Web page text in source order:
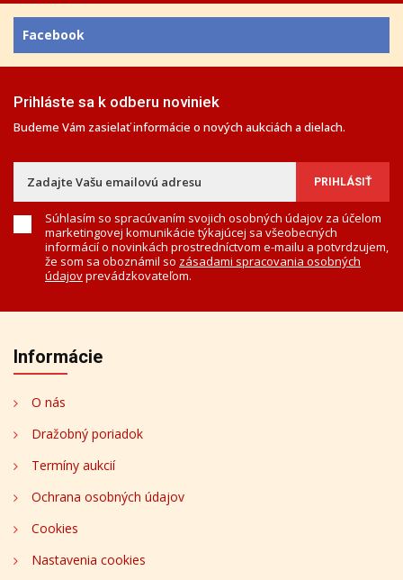
Facebook
Prihláste sa k odberu noviniek
Budeme Vám zasielať informácie o nových aukciách a dielach.
Súhlasím so spracúvaním svojich osobných údajov za účelom
marketingovej komunikácie týkajúcej sa všeobecných
informácií o novinkách prostredníctvom e-mailu a potvrdzujem,
že som sa oboznámil so zásadami spracovania osobných
údajovprevádzkovateľom.
Informácie
O nás
Dražobný poriadok
Termíny aukcií
Ochrana osobných údajov
Cookies
Nastavenia cookies